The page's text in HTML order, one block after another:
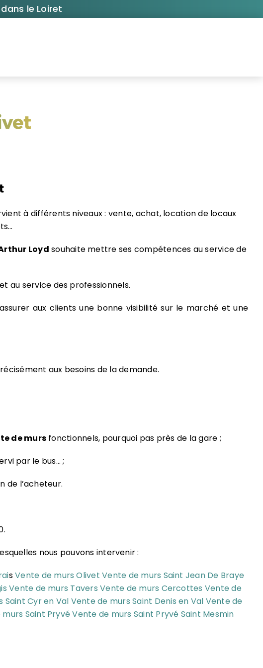
le Loiret
à différents niveaux : vente, achat, location de locaux
Loyd souhaite mettre ses compétences au service de
au service des professionnels.
aux clients une bonne visibilité sur le marché et une
aux besoins de la demande.
de murs fonctionnels, pourquoi pas près de la gare ;
par le bus… ;
de l’acheteur.
nous pouvons intervenir :
sVente de murs Olivet Vente de murs Saint Jean De Braye
Vente de murs Tavers Vente de murs Cercottes Vente de
Saint Cyr en Val Vente de murs Saint Denis en Val Vente de
Saint PryvéVente de murs Saint Pryvé Saint Mesmin